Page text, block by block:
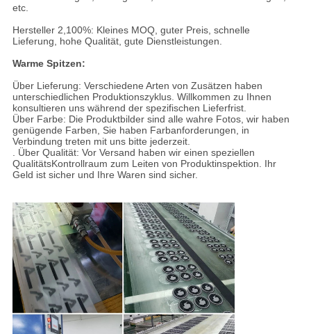
etc.
Hersteller 2,100%: Kleines MOQ, guter Preis, schnelle
Lieferung, hohe Qualität, gute Dienstleistungen.
Warme Spitzen:
Über Lieferung: Verschiedene Arten von Zusätzen haben
unterschiedlichen Produktionszyklus. Willkommen zu Ihnen
konsultieren uns während der spezifischen Lieferfrist.
Über Farbe: Die Produktbilder sind alle wahre Fotos, wir haben
genügende Farben, Sie haben Farbanforderungen, in
Verbindung treten mit uns bitte jederzeit.
. Über Qualität: Vor Versand haben wir einen speziellen
QualitätsKontrollraum zum Leiten von Produktinspektion. Ihr
Geld ist sicher und Ihre Waren sind sicher.